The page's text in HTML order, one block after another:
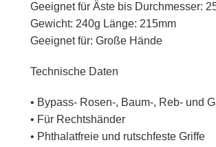
Geeignet für Äste bis Durchmesser:
Gewicht: 240g Länge: 215mm
Geeignet für: Große Hände
Technische Daten
• Bypass- Rosen-, Baum-, Reb- und
• Für Rechtshänder
• Phthalatfreie und rutschfeste Griffe